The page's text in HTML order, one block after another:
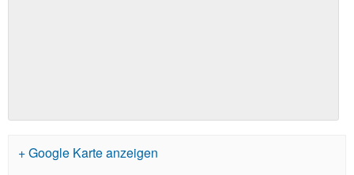
+ Google Karte anzeigen